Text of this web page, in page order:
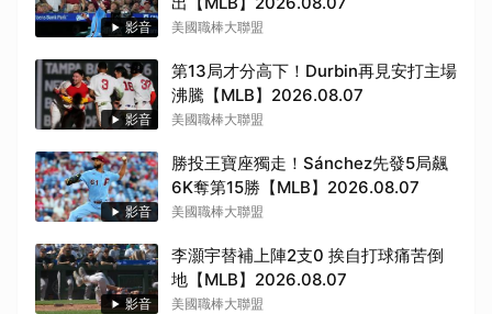
影音 美國職棒大聯盟
影音
第13局才分高下！Durbin再見安打主場
沸騰【MLB】2026.08.07
美國職棒大聯盟
影音
勝投王寶座獨走！Sánchez先發5局飆
6K奪第15勝【MLB】2026.08.07
美國職棒大聯盟
影音
李灝宇替補上陣2支0 挨自打球痛苦倒
地【MLB】2026.08.07
美國職棒大聯盟
取消